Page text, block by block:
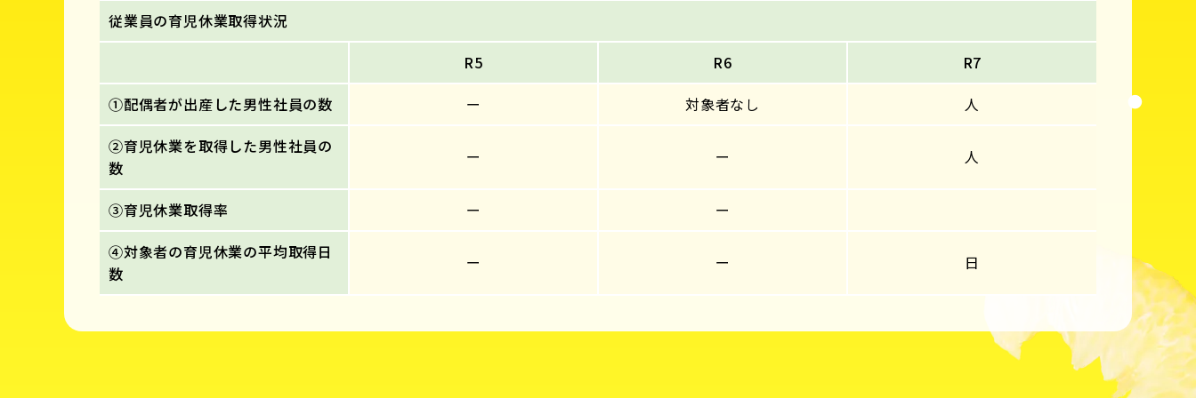
従業員の育児休業取得状況
R5
R6
R7
①配偶者が出産した男性社員の数
ー 対象者なし
人
②育児休業を取得した男性社員の
数
ー ー 人
③育児休業取得率 ー
ー
④対象者の育児休業の平均取得日
数
ー ー 日